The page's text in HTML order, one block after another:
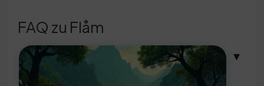
FAQ zu Flåm
▾